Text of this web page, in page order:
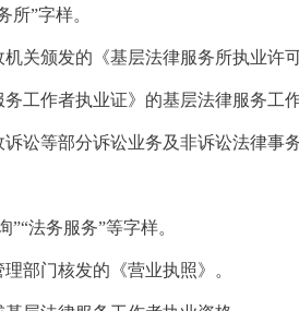
所”字样。
关颁发的《基层法律服务所执业许可
工作者执业证》的基层法律服务工作
讼等部分诉讼业务及非诉讼法律事
法务服务”等字样。
部门核发的《营业执照》。